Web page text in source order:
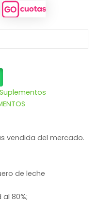
Suplementos
vendida del mercado.
de leche
80%;